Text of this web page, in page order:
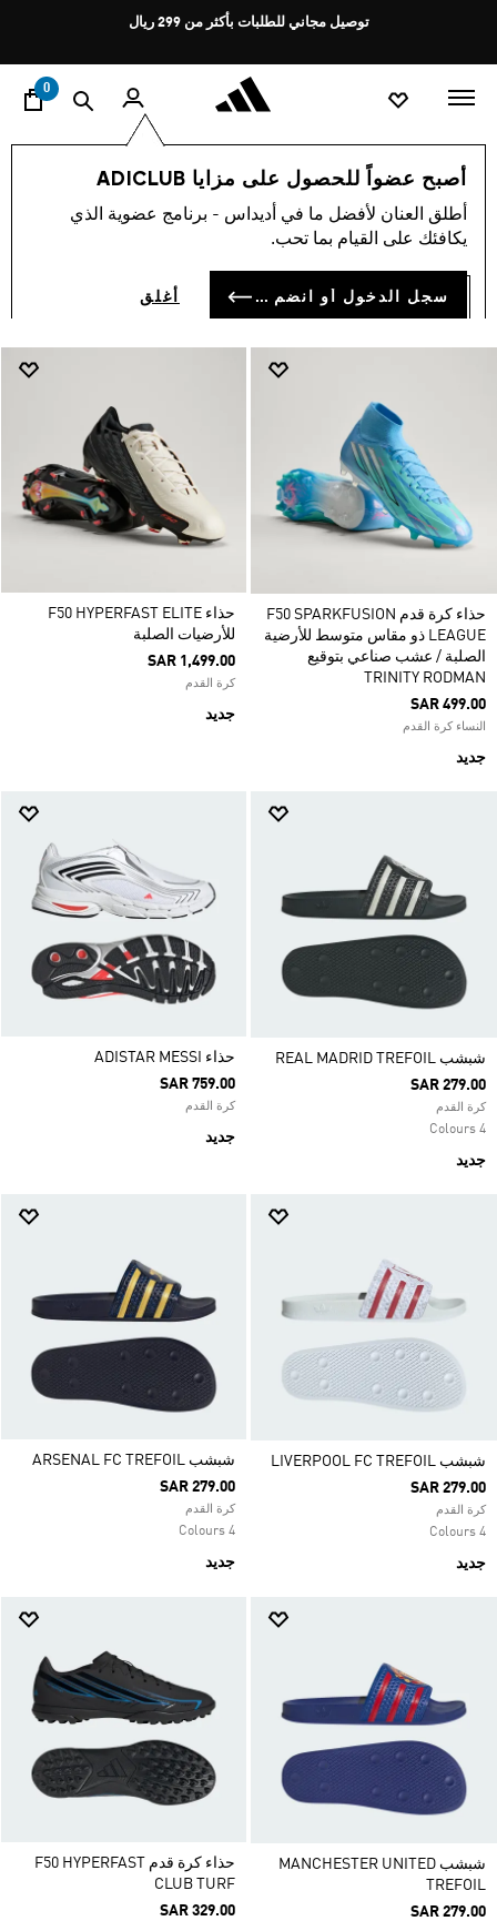
Pause
rotation
توصيل مجاني للطلبات بأكثر من 299 ريال
0
أصبح عضواً للحصول على مزايا ADICLUB
أطلق العنان لأفضل ما في أديداس - برنامج عضوية الذي
يكافئك على القيام بما تحب.
سجل الدخول أو انضم الآن أغلق
النساء أحذية أحذية كرة قدم
أحذية كرة قدم (163)
حذاء كرة قدم F50 SPARKFUSION
LEAGUE ذو مقاس متوسط للأرضية
الصلبة / عشب صناعي بتوقيع
TRINITY RODMAN
SAR 499.00
النساء كرة القدم
جديد
حذاء F50 HYPERFAST ELITE
للأرضيات الصلبة
SAR 1,499.00
كرة القدم
جديد
شبشب REAL MADRID TREFOIL
SAR 279.00
كرة القدم
4 Colours
جديد
حذاء ADISTAR MESSI
SAR 759.00
كرة القدم
جديد
شبشب LIVERPOOL FC TREFOIL
SAR 279.00
كرة القدم
4 Colours
جديد
شبشب ARSENAL FC TREFOIL
SAR 279.00
كرة القدم
4 Colours
جديد
شبشب MANCHESTER UNITED
TREFOIL
SAR 279.00
حذاء كرة قدم F50 HYPERFAST
CLUB TURF
SAR 329.00